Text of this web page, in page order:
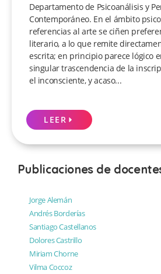
Departamento de Psicoanálisis y
Contemporáneo. En el ámbito
referencias al arte se ciñen
literario, a lo que remite
escrita; en principio parece lógico
singular trascendencia de la
el inconsciente, y acaso...
LEER
Publicaciones de
Jorge Alemán
Andrés Borderías
Santiago Castellanos
Dolores Castrillo
Miriam Chorne
Vilma Coccoz